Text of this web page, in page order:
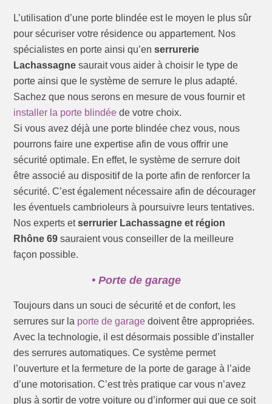
L’utilisation d’une porte blindée est le moyen le plus sûr
pour sécuriser votre résidence ou appartement. Nos
spécialistes en porte ainsi qu’enserrurerie
Lachassagne saurait vous aider à choisir le type de
porte ainsi que le système de serrure le plus adapté.
Sachez que nous serons en mesure de vous fournir et
installer la porte blindée de votre choix.
Si vous avez déjà une porte blindée chez vous, nous
pourrons faire une expertise afin de vous offrir une
sécurité optimale. En effet, le système de serrure doit
être associé au dispositif de la porte afin de renforcer la
sécurité. C’est également nécessaire afin de décourager
les éventuels cambrioleurs à poursuivre leurs tentatives.
Nos experts etserrurier Lachassagne et région
Rhône 69 sauraient vous conseiller de la meilleure
façon possible.
• Porte de garage
Toujours dans un souci de sécurité et de confort, les
serrures sur la porte de garage doivent être appropriées.
Avec la technologie, il est désormais possible d’installer
des serrures automatiques. Ce système permet
l’ouverture et la fermeture de la porte de garage à l’aide
d’une motorisation. C’est très pratique car vous n’avez
plus à sortir de votre voiture ou d’informer qui que ce soit